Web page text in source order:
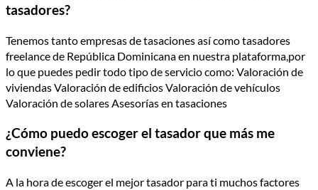
tasadores?
Tenemos tanto empresas de tasaciones así como tasadores
freelance de República Dominicana en nuestra plataforma,por
lo que puedes pedir todo tipo de servicio como: Valoración de
viviendas Valoración de edificios Valoración de vehículos
Valoración de solares Asesorías en tasaciones
¿Cómo puedo escoger el tasador que más me
conviene?
A la hora de escoger el mejor tasador para ti muchos factores